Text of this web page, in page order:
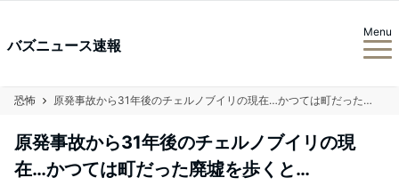
バズニュース速報
Menu
恐怖 原発事故から31年後のチェルノブイリの現在…かつては町だった廃墟を歩くと…
原発事故から31年後のチェルノブイリの現
在…かつては町だった廃墟を歩くと…